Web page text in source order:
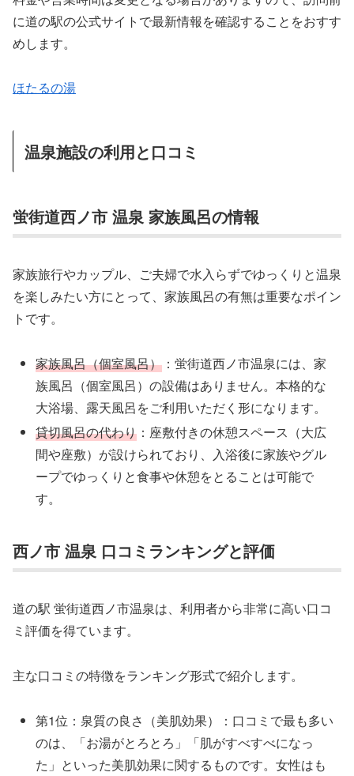
に道の駅の公式サイトで最新情報を確認することをおすす
めします。
ほたるの湯
温泉施設の利用と口コミ
蛍街道西ノ市 温泉 家族風呂の情報
家族旅行やカップル、ご夫婦で水入らずでゆっくりと温泉
を楽しみたい方にとって、家族風呂の有無は重要なポイン
トです。
家族風呂（個室風呂） ：蛍街道西ノ市温泉には、家
族風呂（個室風呂）の設備はありません。本格的な
大浴場、露天風呂をご利用いただく形になります。
貸切風呂の代わり ：座敷付きの休憩スペース（大広
間や座敷）が設けられており、入浴後に家族やグル
ープでゆっくりと食事や休憩をとることは可能で
す。
西ノ市 温泉 口コミランキングと評価
道の駅 蛍街道西ノ市温泉は、利用者から非常に高い口コ
ミ評価を得ています。
主な口コミの特徴をランキング形式で紹介します。
第1位：泉質の良さ（美肌効果）：口コミで最も多い
のは、「お湯がとろとろ」「肌がすべすべになっ
た」といった美肌効果に関するものです。女性はも